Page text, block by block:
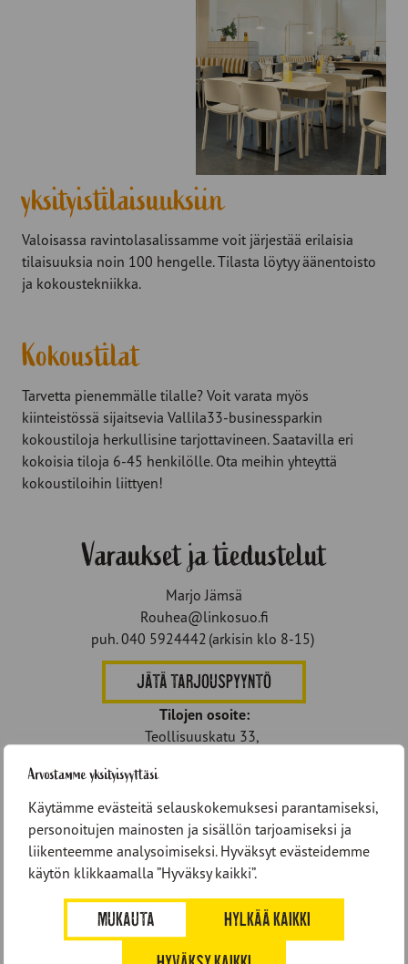
Arvostamme yksityisyyttäsi
Käytämme evästeitä selauskokemuksesi parantamiseksi,
personoitujen mainosten ja sisällön tarjoamiseksi ja
liikenteemme analysoimiseksi. Hyväksyt evästeidemme
käytön klikkaamalla ”Hyväksy kaikki”.
MUKAUTA
HYLKÄÄ KAIKKI
yksityistilaisuuksiin
Valoisassa ravintolasalissamme voit järjestää erilaisia
tilaisuuksia noin 100 hengelle. Tilasta löytyy äänentoisto
ja kokoustekniikka.
Kokoustilat
Tarvetta pienemmälle tilalle? Voit varata myös
kiinteistössä sijaitsevia Vallila33-businessparkin
kokoustiloja herkullisine tarjottavineen. Saatavilla eri
kokoisia tiloja 6-45 henkilölle. Ota meihin yhteyttä
kokoustiloihin liittyen!
Varaukset ja tiedustelut
Marjo Jämsä
Rouhea@linkosuo.fi
puh. 040 5924442 (arkisin klo 8-15)
JÄTÄ TARJOUSPYYNTÖ
Tilojen osoite:
Teollisuuskatu 33,
Kuvia tiloista